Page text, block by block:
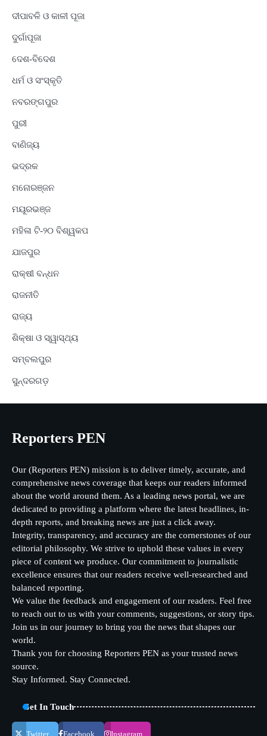
ଦୀପାବଳି ଓ କାଳୀ ପୂଜା
ଦୁର୍ଗାପୂଜା
ଦେଶ-ବିଦେଶ
ଧର୍ମ ଓ ସଂସ୍କୃତି
ନବରଙ୍ଗପୁର
ପୁରୀ
ବାଣିଜ୍ୟ
ଭଦ୍ରକ
ମନୋରଞ୍ଜନ
ମୟୂରଭଞ୍ଜ
ମହିଳା ଟି-୨୦ ବିଶ୍ୱକପ
ଯାଜପୁର
ରାକ୍ଷୀ ବନ୍ଧନ
ରାଜନୀତି
ରାଜ୍ୟ
ଶିକ୍ଷା ଓ ସ୍ୱାସ୍ଥ୍ୟ
ସମ୍ବଲପୁର
ସୁନ୍ଦରଗଡ଼
Reporters PEN
Our (Reporters PEN) mission is to deliver timely, accurate, and
comprehensive news coverage that keeps our readers informed
about the world around them. As a leading news portal, we are
dedicated to providing a platform where the latest headlines, in-
depth reports, and breaking news are just a click away.
Integrity, transparency, and accuracy are the cornerstones of our
editorial philosophy. We strive to uphold these values in every
piece of content we produce. Our commitment to journalistic
excellence ensures that our readers receive well-researched and
balanced reporting.
We value the feedback and engagement of our readers. Feel free
to reach out to us with your comments, suggestions, or story tips.
Join us in our journey to bring you the news that shapes our
world.
Thank you for choosing Reporters PEN as your trusted news
source.
Stay Informed. Stay Connected.
Get In Touch
Twitter Facebook Instagram